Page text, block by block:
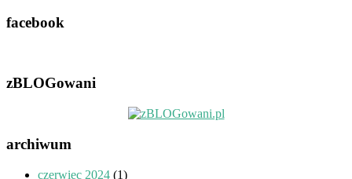
facebook
zBLOGowani
archiwum
czerwiec 2024 (1)